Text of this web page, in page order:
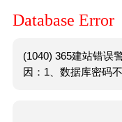
Database Error
(1040) 365建站错误
因：1、数据库密码